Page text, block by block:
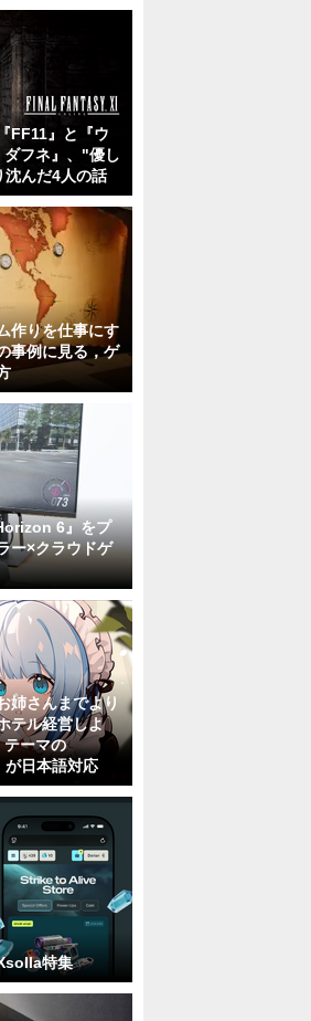
FF11』と『ウ
ダフネ』、"優し
沈んだ4人の話
作りを仕事にす
事例に見る，ゲ
6』をプ
ー×クラウドゲ
姉さんまでより
テル経営しよ
テーマの
が日本語対応
特集